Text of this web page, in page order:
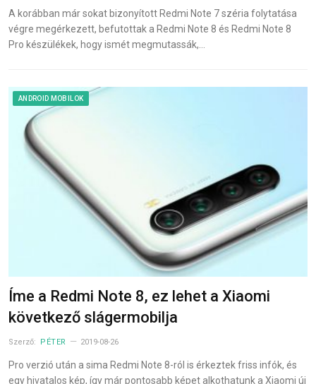
A korábban már sokat bizonyított Redmi Note 7 széria folytatása
végre megérkezett, befutottak a Redmi Note 8 és Redmi Note 8
Pro készülékek, hogy ismét megmutassák,…
ANDROID MOBILOK
Íme a Redmi Note 8, ez lehet a Xiaomi
következő slágermobilja
Szerző: PÉTER 2019-08-26
Pro verzió után a sima Redmi Note 8-ról is érkeztek friss infók, és
egy hivatalos kép, így már pontosabb képet alkothatunk a Xiaomi új